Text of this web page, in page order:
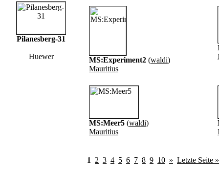
Pilanesberg-31
Huewer MS:Experiment2 (waldi)
Mauritius
MS:Meer5 (waldi)
Mauritius
1 2 3 4 5 6 7 8 9 10 » Letzte Seite »